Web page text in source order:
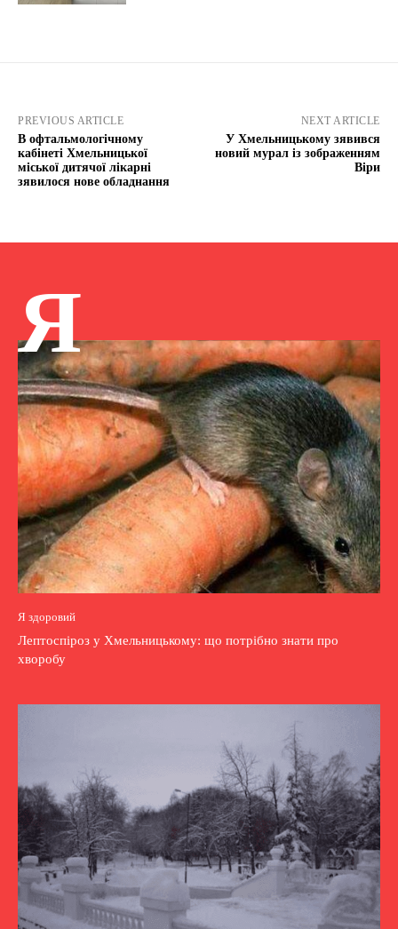
PREVIOUS ARTICLE
В офтальмологічному
кабінеті Хмельницької
міської дитячої лікарні
зявилося нове обладнання
NEXT ARTICLE
У Хмельницькому зявився
новий мурал із зображенням
Віри
Я
Я здоровий
Лептоспіроз у Хмельницькому: що потрібно знати про
хворобу